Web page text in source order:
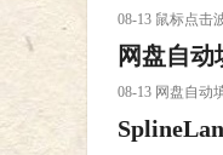
08-13 鼠标点击
网盘自动
08-13 网盘自动